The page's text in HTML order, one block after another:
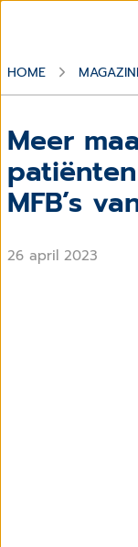
HOME
Meer
MFB’s
26 april 2023